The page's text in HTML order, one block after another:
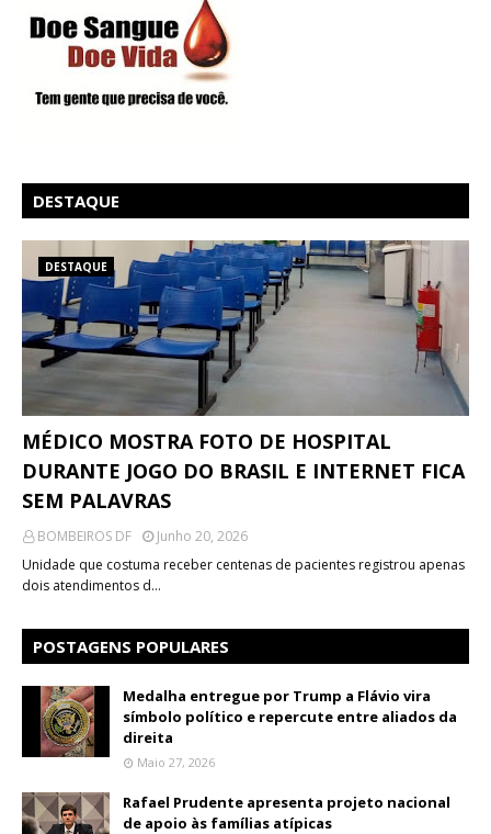
DESTAQUE
DESTAQUE
MÉDICO MOSTRA FOTO DE HOSPITAL
DURANTE JOGO DO BRASIL E INTERNET FICA
SEM PALAVRAS
BOMBEIROS DF
Junho 20, 2026
Unidade que costuma receber centenas de pacientes registrou apenas
dois atendimentos d…
POSTAGENS POPULARES
Medalha entregue por Trump a Flávio vira
símbolo político e repercute entre aliados da
direita
Maio 27, 2026
Rafael Prudente apresenta projeto nacional
de apoio às famílias atípicas